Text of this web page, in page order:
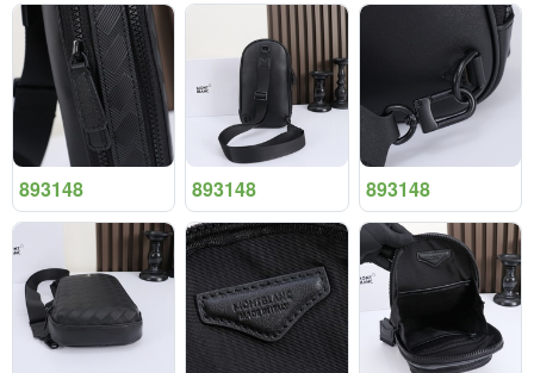
893148 893148 893148